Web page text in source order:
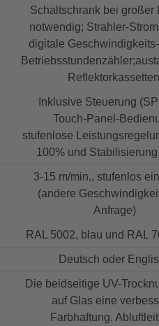
Schaltschrank bei großer
notwendig; Strahler-
digitale
Inklusive Steuerung
Touch-Panel-
stufenlose
100% und
3-15 m/min., stufenlos
(andere
Anfrage)
RAL 5002, blau und RAL
Deutsch oder
Die beidseitige UV-
auf Glas eine
Farbhaftung.